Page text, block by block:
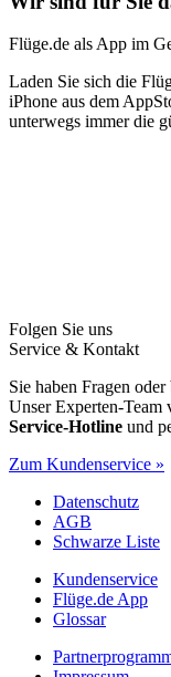
Flüge.de als App im
Laden Sie sich die
iPhone aus dem
unterwegs immer die
Folgen Sie uns
Service & Kontakt
Sie haben Fragen
Unser Experten-Team
Service-Hotline und
Zum Kundenservice »
Datenschutz
AGB
Schwarze Liste
Kundenservice
Flüge.de App
Glossar